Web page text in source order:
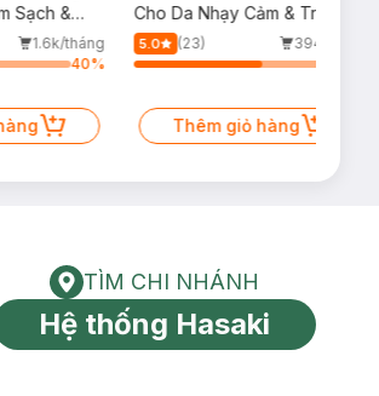
Sạch &
1.6k/tháng
40%
Cho Da Nhạy Cảm & Trẻ Em
60ml (Mới)
5.0 (23)
394/tháng
Thêm giỏ hàng
Tìm chi nhánh
TÌM CHI NHÁNH
Hệ thống Hasaki